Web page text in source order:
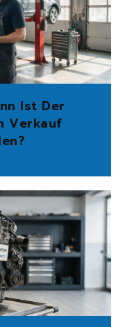
Ist Der
Verkauf